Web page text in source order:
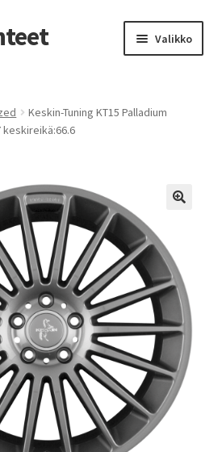
Valikko
Keskin-Tuning KT15 Palladium
keskireikä:66.6